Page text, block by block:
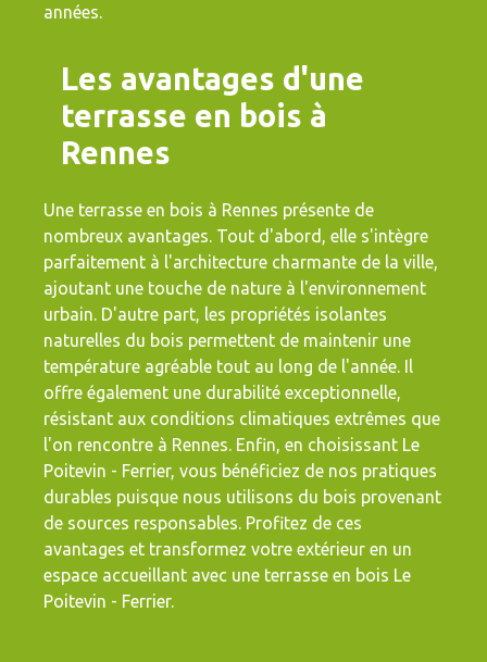
années.
Les avantages d'une
terrasse en bois à
Rennes
Une terrasse en bois à Rennes présente de
nombreux avantages. Tout d'abord, elle s'intègre
parfaitement à l'architecture charmante de la ville,
ajoutant une touche de nature à l'environnement
urbain. D'autre part, les propriétés isolantes
naturelles du bois permettent de maintenir une
température agréable tout au long de l'année. Il
offre également une durabilité exceptionnelle,
résistant aux conditions climatiques extrêmes que
l'on rencontre à Rennes. Enfin, en choisissant Le
Poitevin - Ferrier, vous bénéficiez de nos pratiques
durables puisque nous utilisons du bois provenant
de sources responsables. Profitez de ces
avantages et transformez votre extérieur en un
espace accueillant avec une terrasse en bois Le
Poitevin - Ferrier.